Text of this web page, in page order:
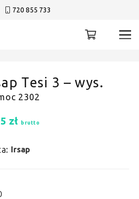
720 855 733
Tesi 3 – wys.
2302
zł brutto
Irsap